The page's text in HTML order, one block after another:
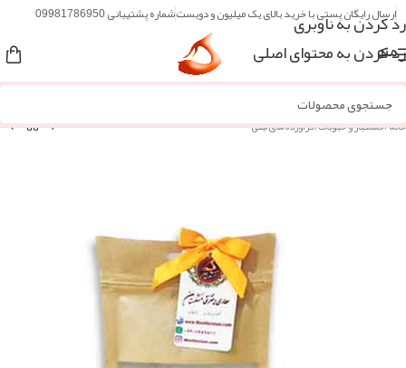
رد کردن به ناوبری
رد کردن به محتوای اصلی
ارسال رایگان پستی با خرید بالای یک میلیون و دویستشماره پشتیبانی 09981786950
منو
خانه/خشکبار و حبوبات/فرآورده های لبنی